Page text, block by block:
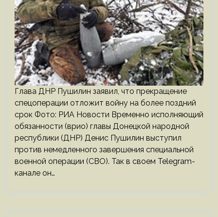
Глава ДНР Пушилин заявил, что прекращение
спецоперации отложит войну на более поздний
срок Фото: РИА Новости Временно исполняющий
обязанности (врио) главы Донецкой народной
республики (ДНР) Денис Пушилин выступил
против немедленного завершения специальной
военной операции (СВО). Так в своем Telegram-
канале он…